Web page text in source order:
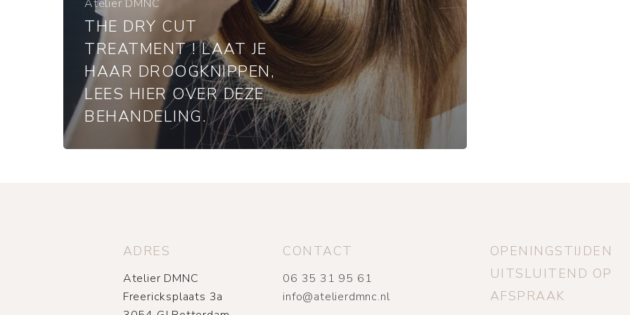
Atelier DMNC
THE DRY CUT
TREATMENT ! LAAT JE
HAAR DROOGKNIPPEN,
LEES HIER OVER DEZE
BEHANDELING.
ADRES
Atelier DMNC
Freericksplaats 3a
CONTACT
06 35 31 95 61
info@atelierdmnc.nl
OPENINGSTIJDEN
UITSLUITEND OP
AFSPRAAK